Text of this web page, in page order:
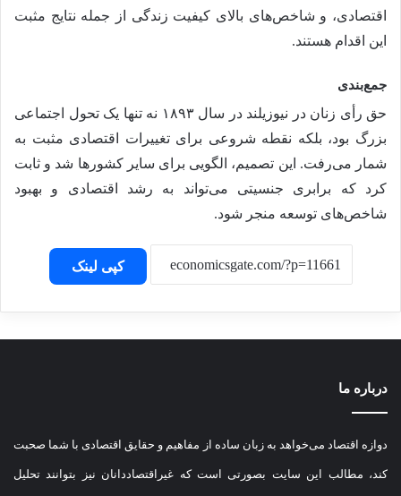
اقتصادی، و شاخص‌های بالای کیفیت زندگی از جمله نتایج مثبت
این اقدام هستند.
جمع‌بندی
حق رأی زنان در نیوزیلند در سال ۱۸۹۳ نه تنها یک تحول اجتماعی
بزرگ بود، بلکه نقطه شروعی برای تغییرات اقتصادی مثبت به
شمار می‌رفت. این تصمیم، الگویی برای سایر کشورها شد و ثابت
کرد که برابری جنسیتی می‌تواند به رشد اقتصادی و بهبود
شاخص‌های توسعه منجر شود.
کپی لینک
درباره ما
دوازه اقتصاد می‌خواهد به زبان ساده از مفاهیم و حقایق اقتصادی با شما صحبت
کند، مطالب این سایت بصورتی است که غیراقتصاددانان نیز بتوانند تحلیل